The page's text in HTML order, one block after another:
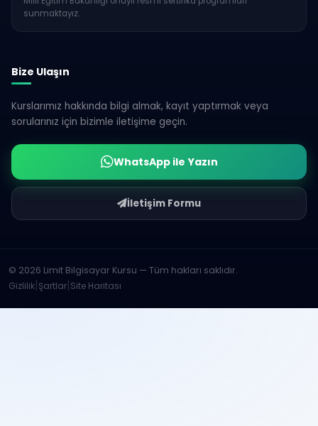
sunmaktayız.
Bize Ulaşın
Kurslarımız hakkında bilgi almak, kayıt yaptırmak veya
sorularınız için bizimle iletişime geçin.
WhatsApp ile Yazın
İletişim Formu
© 2026 Limit Bilgisayar Kursu — Tüm hakları saklıdır.
Gizlilik Şartlar Site Haritası